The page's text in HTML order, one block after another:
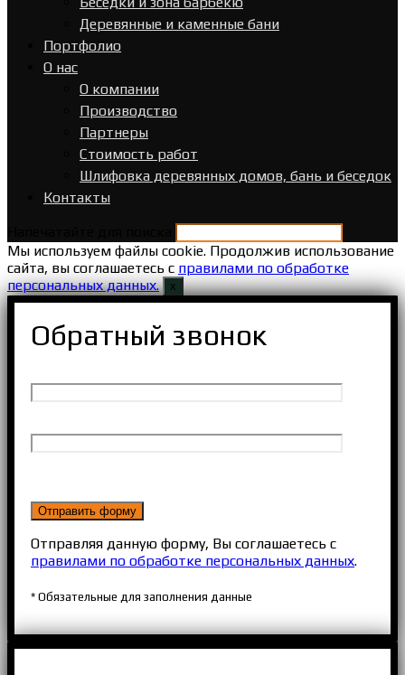
Деревянные и каменные бани
Портфолио
О нас
О компании
Производство
Партнеры
Стоимость работ
Шлифовка деревянных домов, бань и беседок
Контакты
Мы используем файлы cookie. Продолжив использование
сайта, вы соглашаетесь с правилами по обработке
персональных данных.
х
Обратный звонок
Отправляя данную форму, Вы соглашаетесь с
правилами по обработке персональных данных.
* Обязательные для заполнения данные